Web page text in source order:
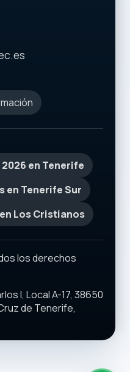
en Tenerife
en Tenerife Sur
Los Cristianos
los derechos
I, Local A-17, 38650
de Tenerife,